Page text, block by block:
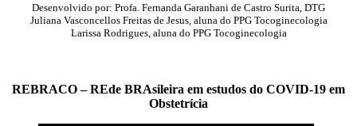
Desenvolvido por: Profa. Fernanda Garanhani de Castro Surita, DTG
Juliana Vasconcellos Freitas de Jesus, aluna do PPG Tocoginecologia
Larissa Rodrigues, aluna do PPG Tocoginecologia
REBRACO – REde BRAsileira em estudos do COVID-19 em
Obstetrícia